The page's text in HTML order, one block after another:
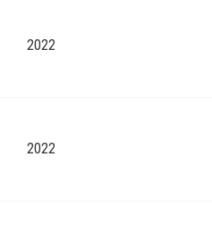
2022
2022